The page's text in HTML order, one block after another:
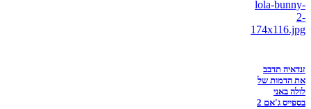
זנדאיה תדבב
את הדמות של
לולה באני
בספייס ג'אם 2